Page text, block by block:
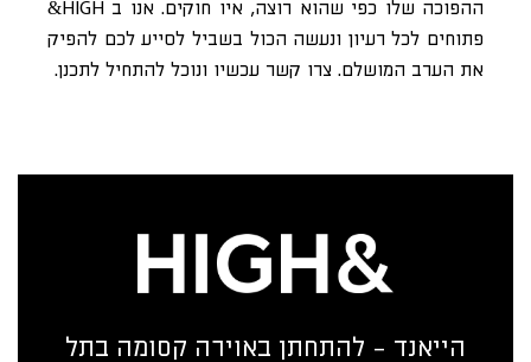
ההפוכה שלו כפי שהוא רוצה, איו חוקים. אנו ב HIGH&
פתוחים לכל רעיון ונעשה הכול בשביל לסייע לכם להפיק
את הערב המושלם. צרו קשר עכשיו ונוכל להתחיל לתכנן.
הייאנד - להתחתן באוירה קסומה בתל